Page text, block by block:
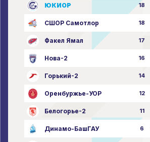
ЮКИОР 18
СШОР Самотлор 18
Факел Ямал 17
Нова-2 16
Горький-2 14
Оренбуржье-УОР 12
Белогорье-2 11
Динамо-БашГАУ 6